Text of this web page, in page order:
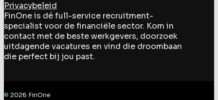
Privacybeleid
FinOne is dé full-service recruitment-
specialist voor de financiële sector. Kom in
contact met de beste werkgevers, doorzoek
uitdagende vacatures en vind die droombaan
die perfect bij jou past.
© 2026 FinOne